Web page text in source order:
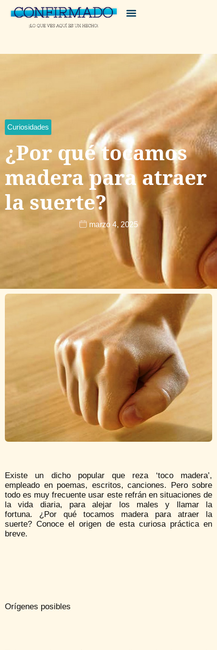
Curiosidades
¿Por qué tocamos
madera para atraer
la suerte?
marzo 4, 2025
Existe un dicho popular que reza ‘toco madera’,
empleado en poemas, escritos, canciones. Pero sobre
todo es muy frecuente usar este refrán en situaciones de
la vida diaria, para alejar los males y llamar la
fortuna. ¿Por qué tocamos madera para atraer la
suerte? Conoce el origen de esta curiosa práctica en
breve.
Orígenes posibles